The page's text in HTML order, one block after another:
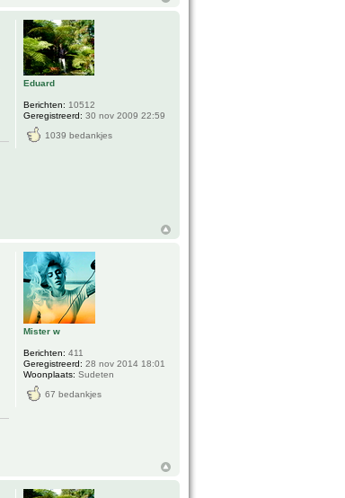
Eduard
Berichten: 10512
Geregistreerd: 30 nov 2009 22:59
1039 bedankjes
Mister w
Berichten: 411
Geregistreerd: 28 nov 2014 18:01
Woonplaats: Sudeten
67 bedankjes